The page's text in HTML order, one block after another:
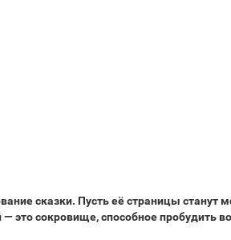
сказки. Пусть её страницы
это сокровище, способное